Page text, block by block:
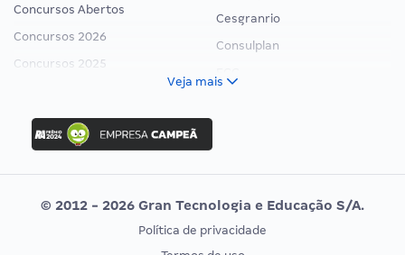
Concursos Abertos
Concursos 2026
Concursos 2025
Concurso Ibama
Concurso MPU
Editais publicados
Cesgranrio
Consulplan
Vunesp
CONCURSOS POR PROFISSÃO EXAME DE ORDEM
Veja mais
© 2012 - 2026 Gran Tecnologia e Educação S/A.
Política de privacidade